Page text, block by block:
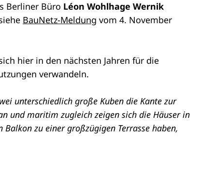
Berliner Büro Léon Wohlhage Wernik
BauNetz-Meldung vom 4. November
hier in den nächsten Jahren für die
verwandeln.
unterschiedlich große Kuben die Kante zur
und maritim zugleich zeigen sich die Häuser in
zu einer großzügigen Terrasse haben,